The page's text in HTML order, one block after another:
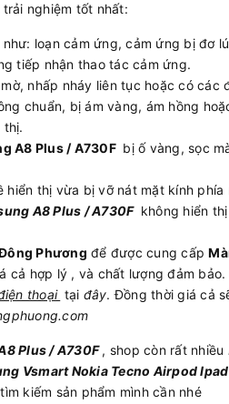
nghiệm tốt nhất:
loạn cảm ứng, cảm ứng bị đơ
tiếp nhận thao tác cảm ứng.
nhấp nháy liên tục hoặc có các
chuẩn, bị ám vàng, ám hồng
thị.
A8 Plus / A730F bị ố vàng, sọc
thị vừa bị vỡ nát mặt kính phía
A8 Plus / A730F không hiển
Phương để được cung cấp
cả hợp lý , và chất lượng đảm
thoại tại đây. Đồng thời giá cả
Plus / A730F, shop còn rất nhiều
Vsmart Nokia Tecno AirpodIpad
kiếm sản phẩm mình cần nhé